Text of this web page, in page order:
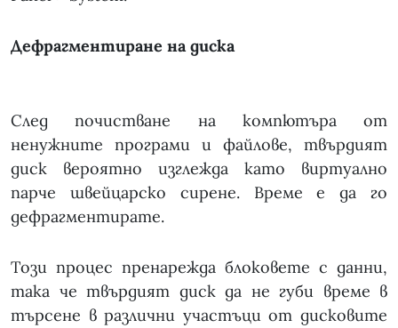
Дефрагментиране на диска
След почистване на компютъра от
ненужните програми и файлове, твърдият
диск вероятно изглежда като виртуално
парче швейцарско сирене. Време е да го
дефрагментирате.
Този процес пренарежда блоковете с данни,
така че твърдият диск да не губи време в
търсене в различни участъци от дисковите